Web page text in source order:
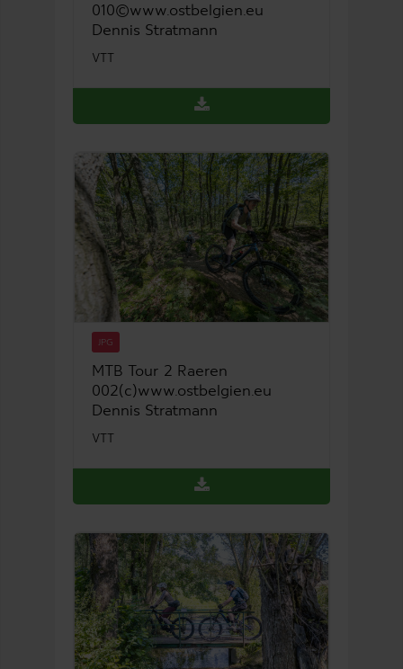
010©www.ostbelgien.eu
Dennis Stratmann
VTT
JPG
MTB Tour 2 Raeren
002(c)www.ostbelgien.eu
Dennis Stratmann
VTT